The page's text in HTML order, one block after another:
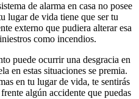
de alarma en casa no posee
lugar de vida tiene que ser tu
externo que pudiera alterar esa
como incendios.
puede ocurrir una desgracia en
en estas situaciones se premia.
en tu lugar de vida, te sentirás
algún accidente que puedas